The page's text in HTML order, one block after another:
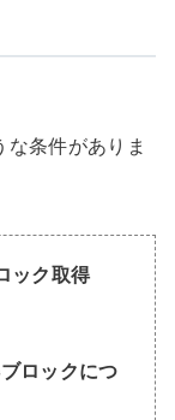
条件がありま
ック取得
ロックにつ